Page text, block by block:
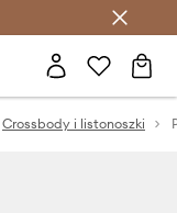
Crossbody i listonoszki